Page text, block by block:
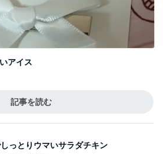
アイス
記事を読む
っとりウマいサラダチキン